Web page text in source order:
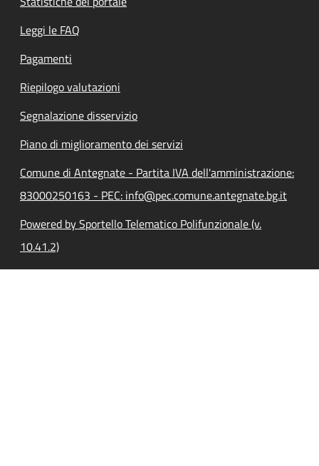
Leggi le FAQ
Pagamenti
Riepilogo valutazioni
Segnalazione disservizio
Piano di miglioramento dei servizi
Comune di Antegnate - Partita IVA dell'amministrazione:
83000250163 - PEC: info@pec.comune.antegnate.bg.it
Powered by Sportello Telematico Polifunzionale (v.
10.41.2)